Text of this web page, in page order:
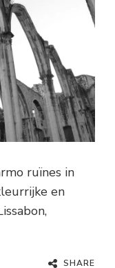
ruïnes in
en
SHARE